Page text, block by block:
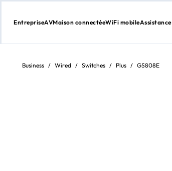
Aller
contenu
EntrepriseAVMaison connectéeWiFi mobileAssistance
Business / Wired / Switches / Plus / GS808E